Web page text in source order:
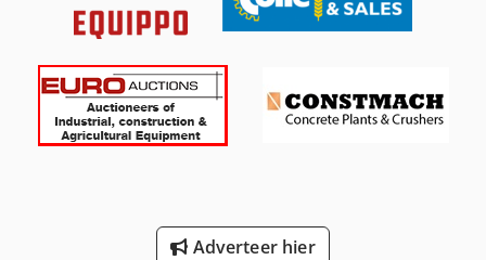
Max. snelheid: 90 m/s Koelmiddel: Nat
Adverteer hier